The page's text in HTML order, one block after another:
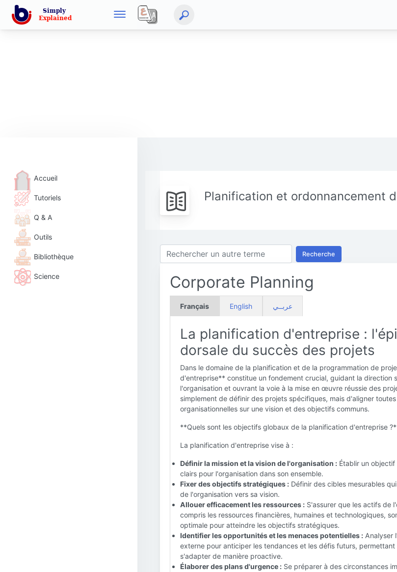
Accueil
Tutoriels
Q & A
Outils
Bibliothèque
Science
Planification et ordonnancement
Recherche
Corporate Planning
Français English عربــي
La planification d'entreprise :
dorsale du succès des projets
Dans le domaine de la planification et de la programmation de
d'entreprise** constitue un fondement crucial, guidant la direction
l'organisation et ouvrant la voie à la mise en œuvre réussie des
simplement de définir des projets spécifiques, mais d'aligner
organisationnelles sur une vision et des objectifs communs.
**Quels sont les objectifs globaux de la planification d'entreprise
La planification d'entreprise vise à :
Définir la mission et la vision de l'organisation : Établir un
clairs pour l'organisation dans son ensemble.
Fixer des objectifs stratégiques : Définir des cibles mesurables
de l'organisation vers sa vision.
Allouer efficacement les ressources : S'assurer que les actifs de
compris les ressources financières, humaines et technologiques,
optimale pour atteindre les objectifs stratégiques.
Identifier les opportunités et les menaces potentielles : Analyser
externe pour anticiper les tendances et les défis futurs, permettant
s'adapter de manière proactive.
Élaborer des plans d'urgence : Se préparer à des circonstances